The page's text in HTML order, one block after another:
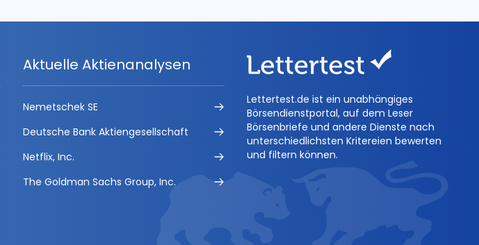
Aktuelle Aktienanalysen
Nemetschek SE
Deutsche Bank Aktiengesellschaft
Netflix, Inc.
The Goldman Sachs Group, Inc.
Lettertest.de ist ein unabhängiges
Börsendienstportal, auf dem Leser
Börsenbriefe und andere Dienste nach
unterschiedlichsten Kritereien bewerten
und filtern können.